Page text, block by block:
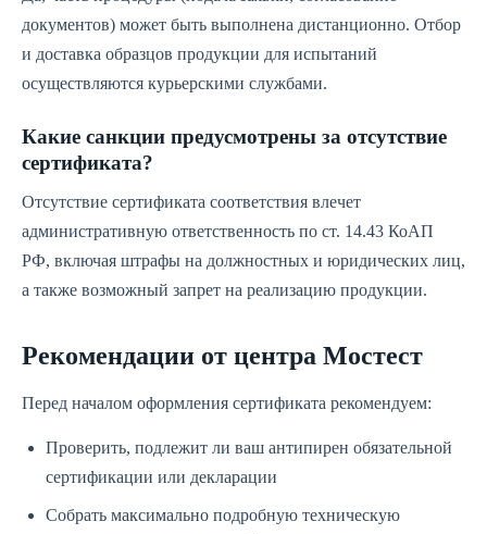
документов) может быть выполнена дистанционно. Отбор
и доставка образцов продукции для испытаний
осуществляются курьерскими службами.
Какие санкции предусмотрены за отсутствие
сертификата?
Отсутствие сертификата соответствия влечет
административную ответственность по ст. 14.43 КоАП
РФ, включая штрафы на должностных и юридических лиц,
а также возможный запрет на реализацию продукции.
Рекомендации от центра Мостест
Перед началом оформления сертификата рекомендуем:
Проверить, подлежит ли ваш антипирен обязательной
сертификации или декларации
Собрать максимально подробную техническую